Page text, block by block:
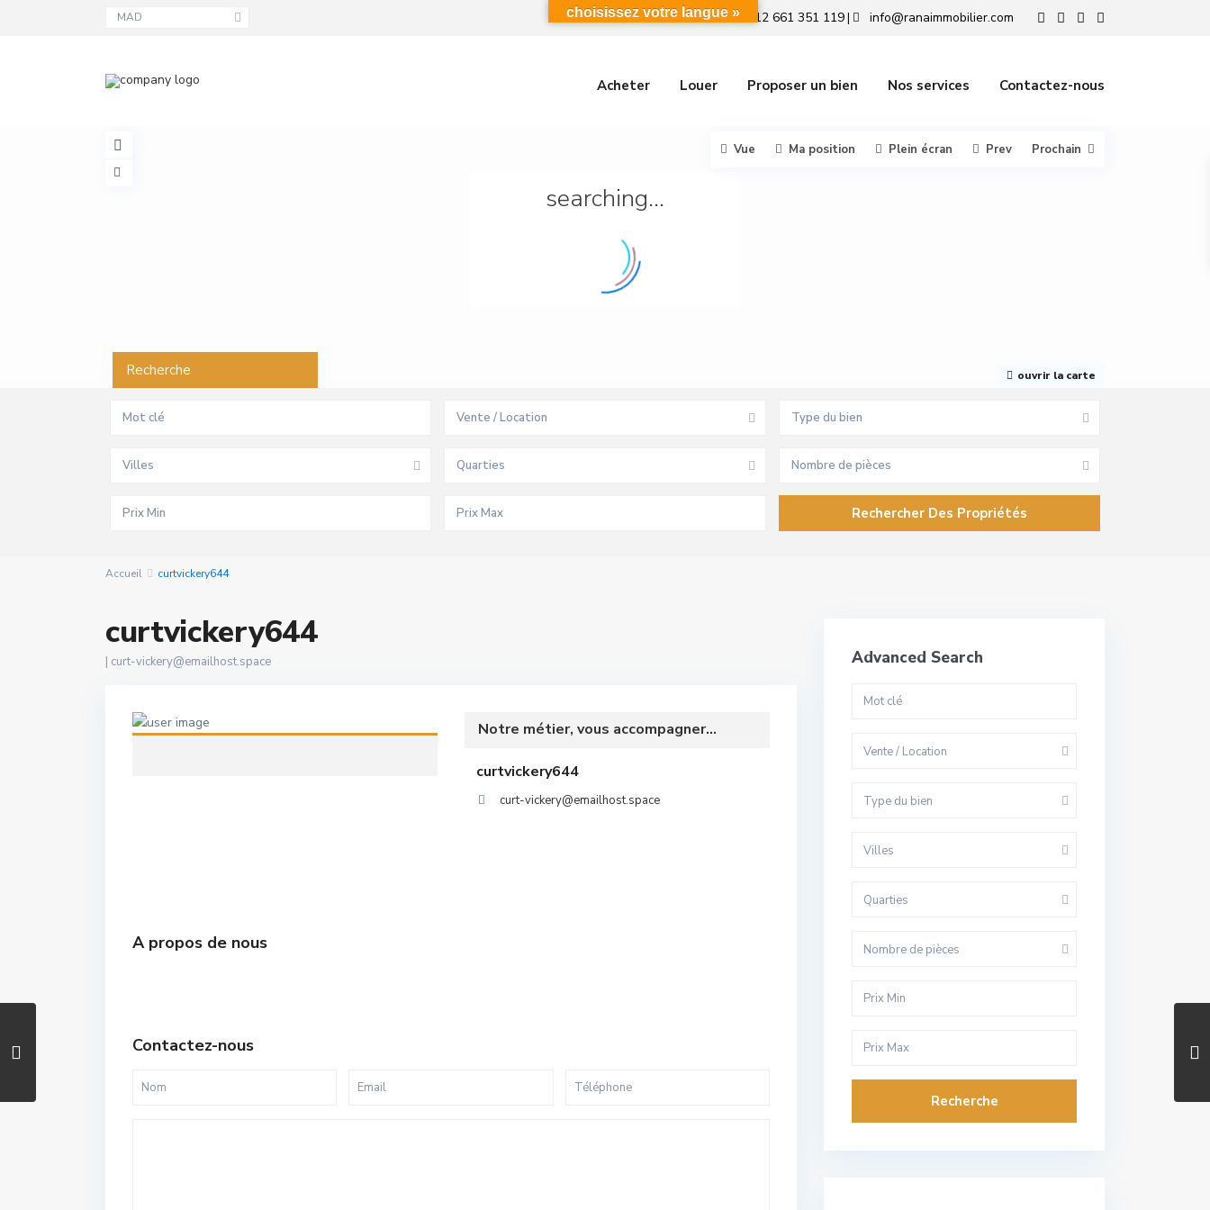
MAD +212 661 351 119| info@ranaimmobilier.com
Acheter Louer Proposer un bien Nos services Contactez-nous
searching...
ouvrir la carte
Vue Ma position Plein écran Prev Prochain
Recherche
Vente / Location Type du bien
Villes Quarties Nombre de pièces
Accueil curtvickery644
curtvickery644
| curt-vickery@emailhost.space
Notre métier, vous accompagner...
curtvickery644
curt-vickery@emailhost.space
A propos de nous
Contactez-nous
Advanced Search
Vente / Location
Type du bien
Villes
Quarties
Nombre de pièces
Recherche
choisissez votre langue »